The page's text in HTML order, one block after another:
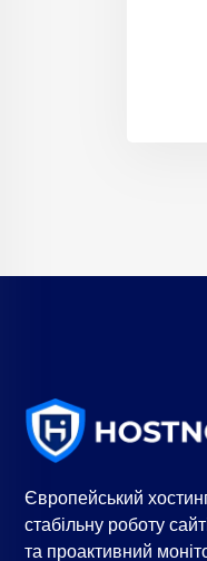
Європейський
стабільну роботу
та проактивний